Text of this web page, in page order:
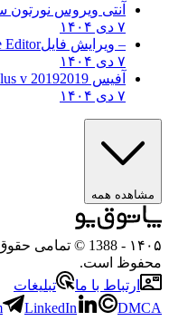
آنتی ویروس نورتون
– ویرایش فایلFile Editor+
آفیس 2019
2019 Microsoft Office 2019 Pro Plus v
همه
- 1388 © تمامی حقوق
است.
با ما
تبلیغات
LinkedIn